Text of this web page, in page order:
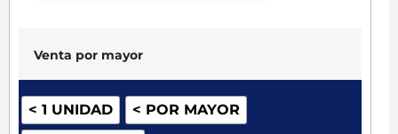
Venta por mayor
< 1 UNIDAD
< POR MAYOR